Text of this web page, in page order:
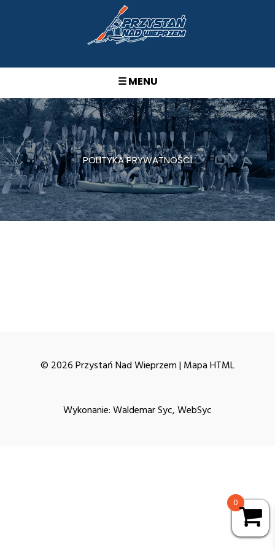
☰ MENU
POLITYKA PRYWATNOŚCI
© 2026 Przystań Nad Wieprzem | Mapa HTML
Wykonanie:Waldemar Syc, WebSyc
0